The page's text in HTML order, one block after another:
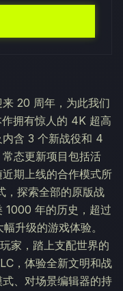
20 周年，为此我们
拥有惊人的 4K 超高
含 3 个新战役和 4
态更新项目包括活
期上线的合作模式所
，探索全部的原版战
1000 年的历史，超过
升级的游戏体验。
家，踏上支配世界的
，体验全新文明和战
、对场景编辑器的持